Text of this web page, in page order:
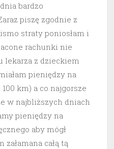
bardzo
piszę zgodnie z
straty poniosłam i
rachunki nie
lekarza z dzieckiem
pieniędzy na
km) a co najgorsze
w najbliższych dniach
pieniędzy na
aby mógł
załamana całą tą